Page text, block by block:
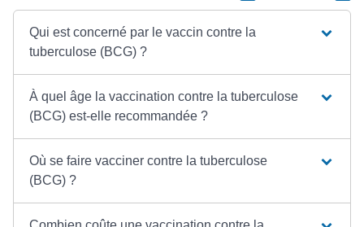
Qui est concerné par le vaccin contre la
tuberculose (BCG) ?
À quel âge la vaccination contre la tuberculose
(BCG) est-elle recommandée ?
Où se faire vacciner contre la tuberculose
(BCG) ?